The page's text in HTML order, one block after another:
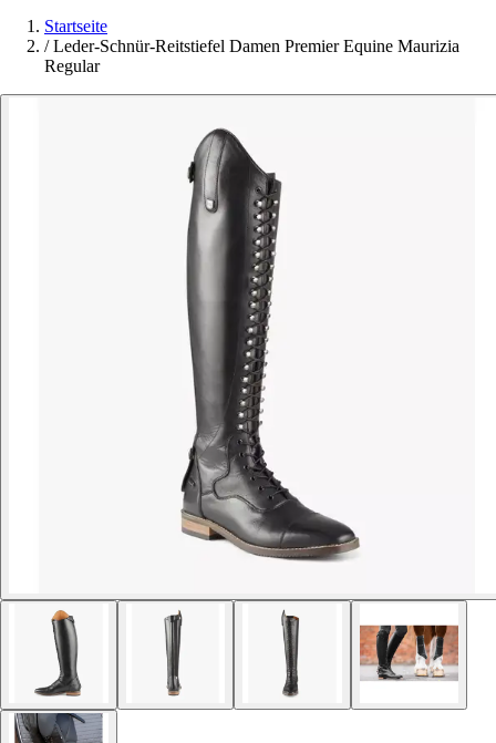
Startseite
/ Leder-Schnür-Reitstiefel Damen Premier Equine Maurizia
Regular